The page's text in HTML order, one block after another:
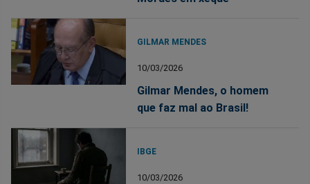
GILMAR MENDES
10/03/2026
Gilmar Mendes, o homem
que faz mal ao Brasil!
IBGE
10/03/2026